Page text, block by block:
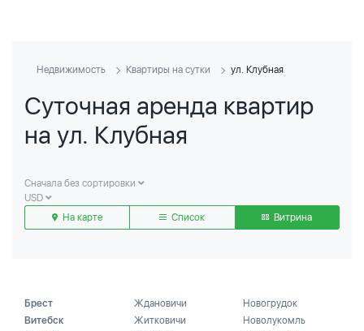
Недвижимость Квартиры на сутки ул. Клубная
Суточная аренда квартир
на ул. Клубная
Сначала без сортировки
USD
На карте
Список Витрина
Брест
Витебск
Ждановичи
Житковичи
Новогрудок
Новолукомль